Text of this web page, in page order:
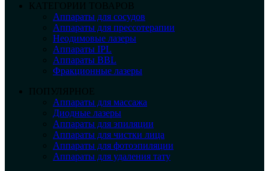
КАТЕГОРИИ ТОВАРОВ
Аппараты для сосудов
Аппараты для прессотерапии
Неодимовые лазеры
Аппараты IPL
Аппараты BBL
Фракционные лазеры
ПОПУЛЯРНОЕ
Аппараты для массажа
Диодные лазеры
Аппараты для эпиляции
Аппараты для чистки лица
Аппараты для фотоэпиляции
Аппараты для удаления тату